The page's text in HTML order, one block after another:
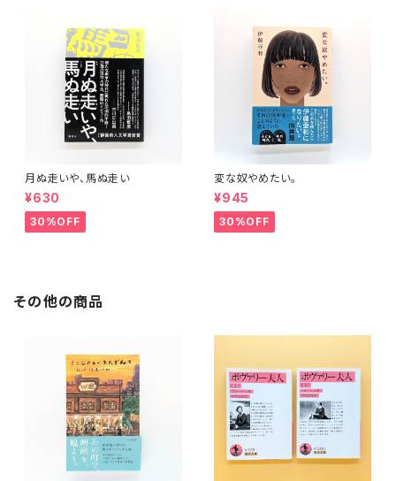
月ぬ走いや、馬ぬ走い
¥630
30%OFF
変な奴やめたい。
¥945
30%OFF
その他の商品